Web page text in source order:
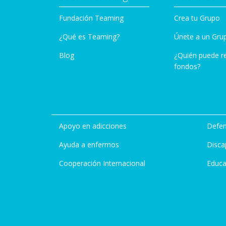
Fundación Teaming
¿Qué es Teaming?
Blog
Crea tu Grupo
Únete a un
¿Quién puede
fondos?
Apoyo en adicciones
Ayuda a enfermos
Cooperación Internacional